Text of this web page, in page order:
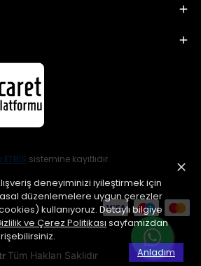
deneyiminizi iyileştirmek için
düzenlemelere uygun çerezler
kullanıyoruz. Detaylı bilgiye
ve Çerez Politikası sayfamızdan
Anladım
sistemine kayıtlıdır.
Tüm Hakları Saklıdır